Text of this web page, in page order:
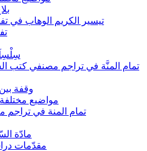
تيسير الكريم الوهاب في
تمام المنَّة في تراجم مصنفي كتب
وقفة
مواضيع
تمام المنة في
مادّة
مقدّمات